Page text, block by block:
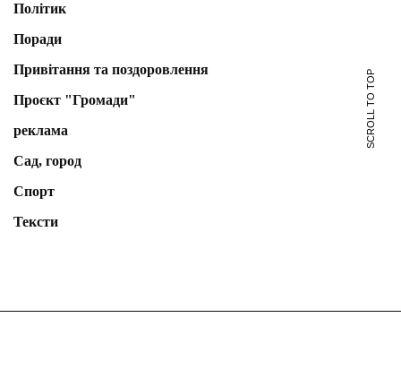
Політик
Поради
Привітання та поздоровлення
Проєкт "Громади"
реклама
Сад, город
Спорт
Тексти
SCROLL TO TOP